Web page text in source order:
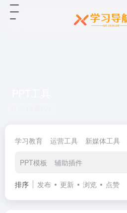
学习教育 运营工具 新媒体工具
PPT模板 辅助插件
排序 发布 更新 浏览 点赞